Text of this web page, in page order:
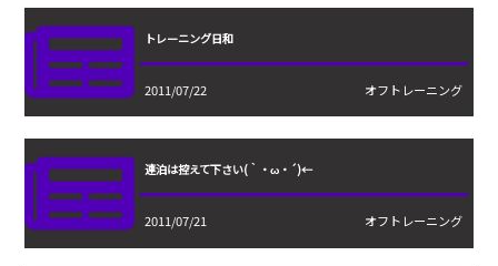
トレーニング日和
2011/07/22 オフトレーニング
連泊は控えて下さい(｀・ω・´)←
2011/07/21 オフトレーニング